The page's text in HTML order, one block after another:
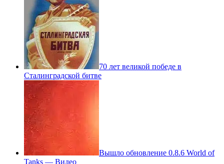
70 лет великой победе в
Сталинградской битве
Вышло обновление 0.8.6 World of
Tanks — Видео